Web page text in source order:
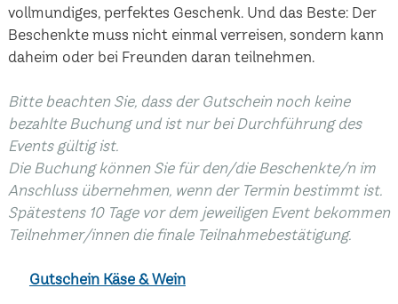
vollmundiges, perfektes Geschenk. Und das Beste: Der
Beschenkte muss nicht einmal verreisen, sondern kann
daheim oder bei Freunden daran teilnehmen.
Bitte beachten Sie, dass der Gutschein noch keine
bezahlte Buchung und ist nur bei Durchführung des
Events gültig ist.
Die Buchung können Sie für den/die Beschenkte/n im
Anschluss übernehmen, wenn der Termin bestimmt ist.
Spätestens 10 Tage vor dem jeweiligen Event bekommen
Teilnehmer/innen die finale Teilnahmebestätigung.
Gutschein Käse & Wein